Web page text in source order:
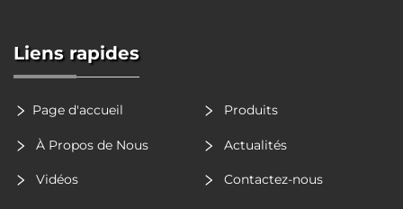
Liens rapides
Page d'accueil Produits
À Propos de Nous Actualités
Vidéos Contactez-nous